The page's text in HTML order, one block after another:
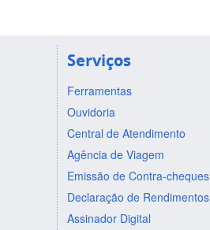
Serviços
Ferramentas
Ouvidoria
Central de Atendimento
Agência de Viagem
Emissão de Contra-cheques
Declaração de Rendimentos
Assinador Digital